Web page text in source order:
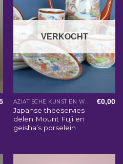
VERKOCHT
AZIATISCHE KUNST EN WOONACCESSOIRES
Japanse theeservies
delen Mount Fuji en
geisha’s porselein
€0,00